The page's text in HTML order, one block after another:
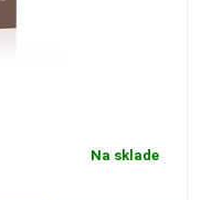
Na sklade